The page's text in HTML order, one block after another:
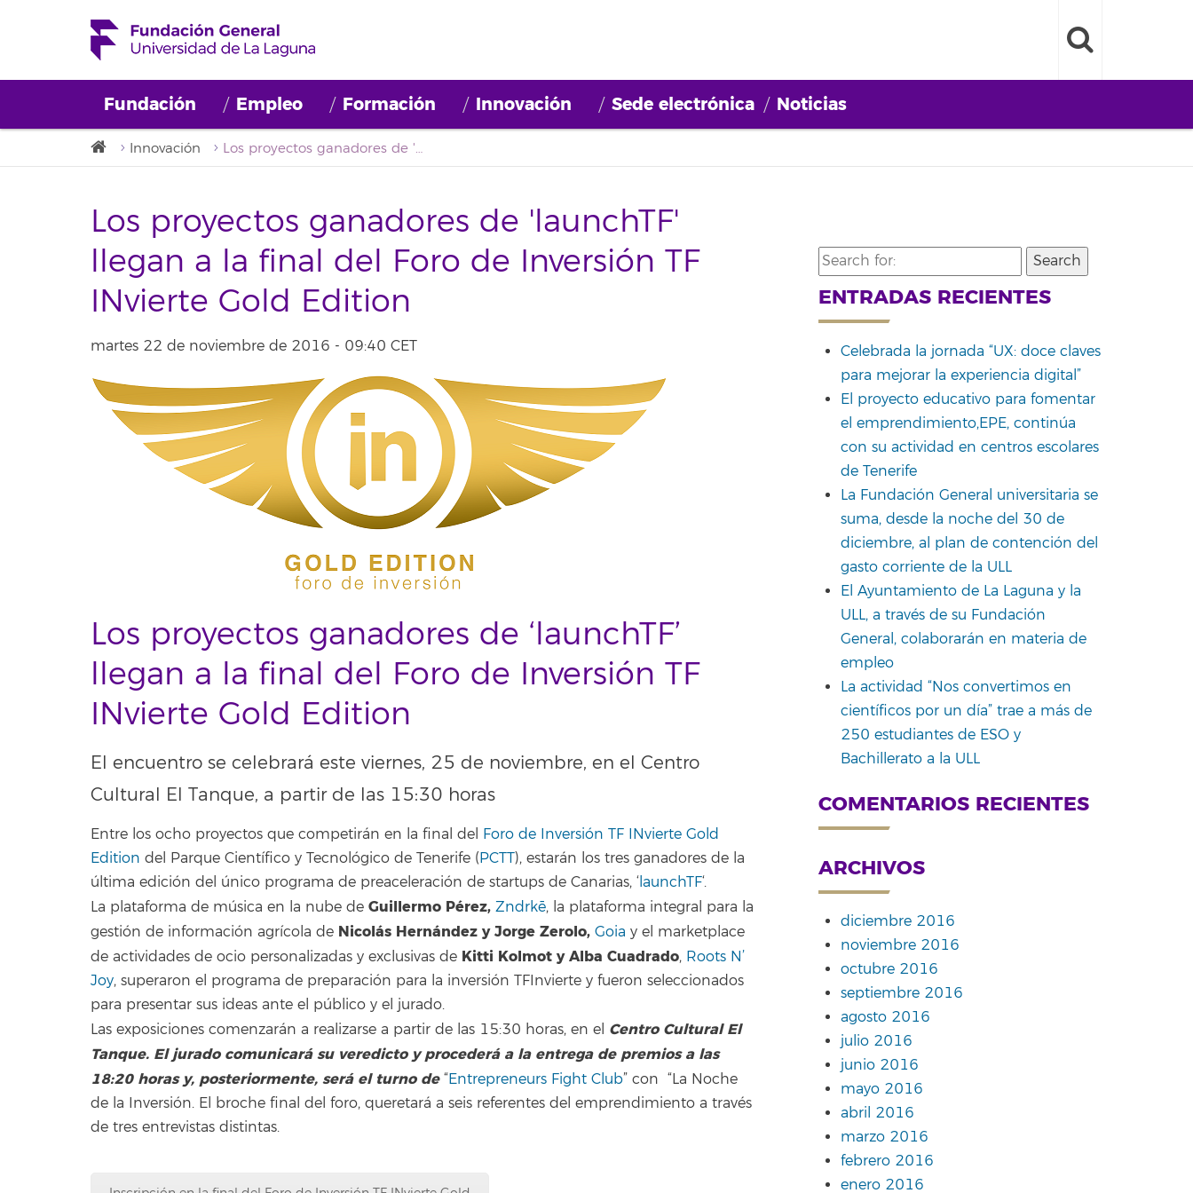
Fundación Empleo Formación Innovación Sede electrónica Noticias
Innovación Los proyectos ganadores de 'launchTF' llegan a la final del Foro de Inversión TF INvierte Gold Edition
Los proyectos ganadores de 'launchTF'
llegan a la final del Foro de Inversión TF
INvierte Gold Edition
martes 22 de noviembre de 2016 - 09:40 CET
Los proyectos ganadores de ‘launchTF’
llegan a la final del Foro de Inversión TF
INvierte Gold Edition
El encuentro se celebrará este viernes, 25 de noviembre, en el Centro
Cultural El Tanque, a partir de las 15:30 horas
Entre los ocho proyectos que competirán en la final del Foro de Inversión TF INvierte Gold
Edition del Parque Científico y Tecnológico de Tenerife (PCTT), estarán los tres ganadores de la
última edición del único programa de preaceleración de startups de Canarias, ‘launchTF‘.
La plataforma de música en la nube de Guillermo Pérez, Zndrkē, la plataforma integral para la
gestión de información agrícola de Nicolás Hernández y Jorge Zerolo, Goia y el marketplace
de actividades de ocio personalizadas y exclusivas de Kitti Kolmot y Alba Cuadrado, Roots N’
Joy, superaron el programa de preparación para la inversión TFInvierte y fueron seleccionados
para presentar sus ideas ante el público y el jurado.
Las exposiciones comenzarán a realizarse a partir de las 15:30 horas, en el Centro Cultural El
Tanque. El jurado comunicará su veredicto y procederá a la entrega de premios a las
18:20 horas y, posteriormente, será el turno de “Entrepreneurs Fight Club” con “La Noche
de la Inversión. El broche final del foro, queretará a seis referentes del emprendimiento a través
de tres entrevistas distintas.
Search
for:
ENTRADAS RECIENTES
Celebrada la jornada “UX: doce claves
para mejorar la experiencia digital”
El proyecto educativo para fomentar
el emprendimiento,EPE, continúa
con su actividad en centros escolares
de Tenerife
La Fundación General universitaria se
suma, desde la noche del 30 de
diciembre, al plan de contención del
gasto corriente de la ULL
El Ayuntamiento de La Laguna y la
ULL, a través de su Fundación
General, colaborarán en materia de
empleo
La actividad “Nos convertimos en
científicos por un día” trae a más de
250 estudiantes de ESO y
Bachillerato a la ULL
COMENTARIOS RECIENTES
ARCHIVOS
diciembre 2016
noviembre 2016
octubre 2016
septiembre 2016
agosto 2016
julio 2016
junio 2016
mayo 2016
abril 2016
marzo 2016
febrero 2016
enero 2016